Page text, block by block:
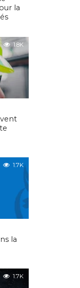
la
1.8K
1.7K
la
1.7K